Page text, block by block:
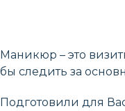
Маникюр – это
бы следить за
Подготовили для